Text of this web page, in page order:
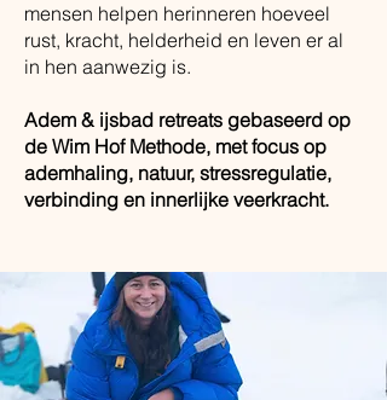
mensen helpen herinneren hoeveel
rust, kracht, helderheid en leven er al
in hen aanwezig is.
Adem & ijsbad retreats gebaseerd op
de Wim Hof Methode, met focus op
ademhaling, natuur, stressregulatie,
verbinding en innerlijke veerkracht.